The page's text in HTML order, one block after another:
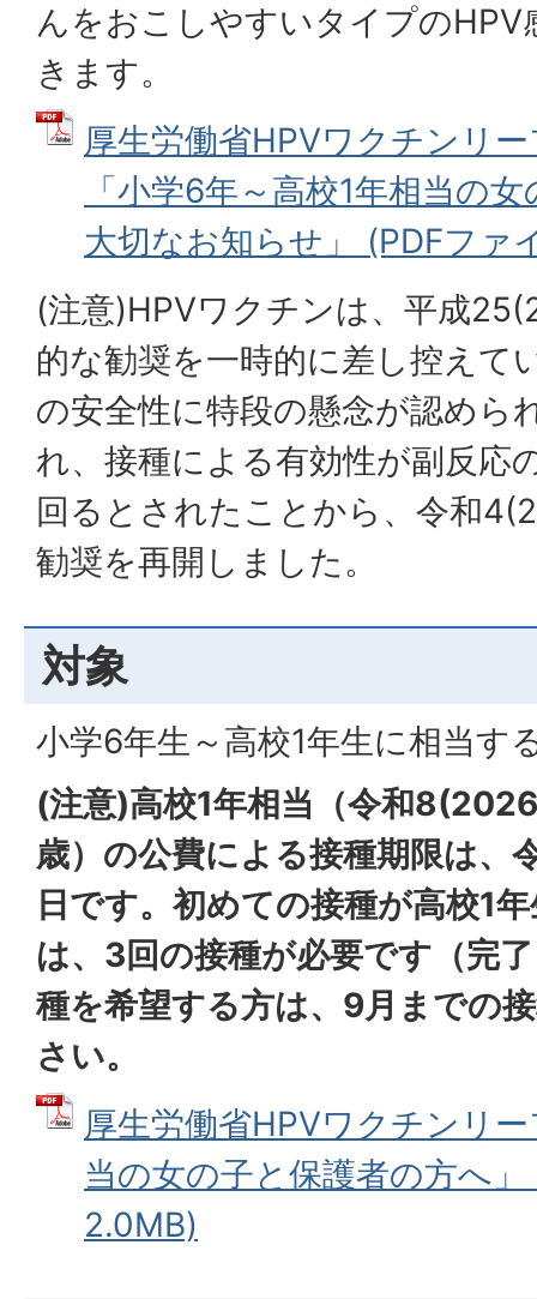
んをおこしやすいタイプのHPV
きます。
厚生労働省HPVワクチンリ
「小学6年～高校1年相当の
大切なお知らせ」 (PDFファ
(注意)HPVワクチンは、平成
的な勧奨を一時的に差し控えて
の安全性に特段の懸念が認めら
れ、接種による有効性が副反応
回るとされたことから、令和
勧奨を再開しました。
対象
小学6年生～高校1年生に相当す
(注意)高校1年相当（令和
歳）の公費による接種期限は
日です。初めての接種が高校1
は、3回の接種が必要です（完
種を希望する方は、9月までの
さい。
厚生労働省HPVワクチンリ
当の女の子と保護者の方へ
2.0MB)